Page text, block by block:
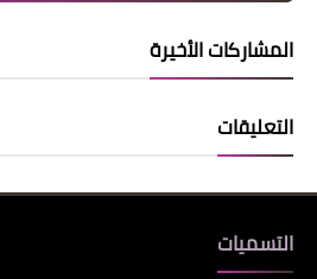
المشاركات الأخيرة
التعليقات
التسميات